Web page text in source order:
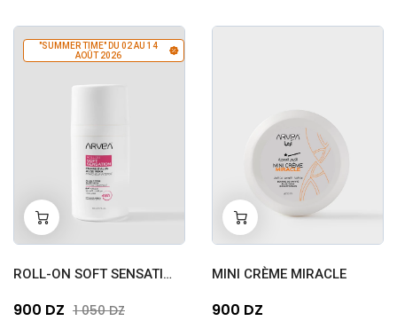
"SUMMER TIME" DU 02 AU 14
AOÛT 2026
- 0+
ROLL-ON SOFT SENSATION
900 DZ 1 050 DZ
- 0+
MINI CRÈME MIRACLE
900 DZ